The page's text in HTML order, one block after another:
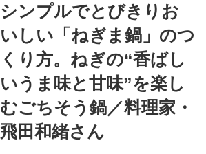
シンプルでとびきりお
いしい「ねぎま鍋」のつ
くり方。ねぎの“香ばし
いうま味と甘味”を楽し
むごちそう鍋／料理家・
飛田和緒さん